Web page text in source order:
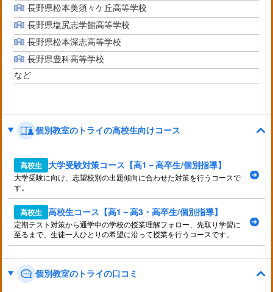
長野県松本美須々ケ丘高等学校
長野県塩尻志学館高等学校
長野県松本深志高等学校
長野県豊科高等学校
など
個別教室のトライの高校生向けコース
高校生 大学受験対策コース【高1－高卒生/個別指導】
大学受験に向け、志望校別の出題傾向に合わせた対策を行うコースで
す。
高校生 高校生コース【高1－高3・高卒生/個別指導】
定期テスト対策から通学中の学校の授業理解フォロー、先取り学習に
至るまで、生徒一人ひとりの希望に沿って授業を行うコースです。
個別教室のトライの口コミ